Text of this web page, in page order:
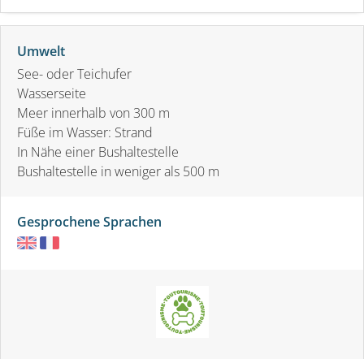
Umwelt
See- oder Teichufer
Wasserseite
Meer innerhalb von 300 m
Füße im Wasser: Strand
In Nähe einer Bushaltestelle
Bushaltestelle in weniger als 500 m
Gesprochene Sprachen